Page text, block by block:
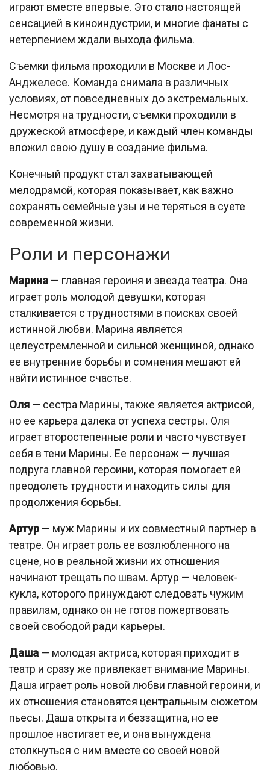
играют вместе впервые. Это стало настоящей
сенсацией в киноиндустрии, и многие фанаты с
нетерпением ждали выхода фильма.
Съемки фильма проходили в Москве и Лос-
Анджелесе. Команда снимала в различных
условиях, от повседневных до экстремальных.
Несмотря на трудности, съемки проходили в
дружеской атмосфере, и каждый член команды
вложил свою душу в создание фильма.
Конечный продукт стал захватывающей
мелодрамой, которая показывает, как важно
сохранять семейные узы и не теряться в суете
современной жизни.
Роли и персонажи
Марина— главная героиня и звезда театра. Она
играет роль молодой девушки, которая
сталкивается с трудностями в поисках своей
истинной любви. Марина является
целеустремленной и сильной женщиной, однако
ее внутренние борьбы и сомнения мешают ей
найти истинное счастье.
Оля — сестра Марины, также является актрисой,
но ее карьера далека от успеха сестры. Оля
играет второстепенные роли и часто чувствует
себя в тени Марины. Ее персонаж — лучшая
подруга главной героини, которая помогает ей
преодолеть трудности и находить силы для
продолжения борьбы.
Артур — муж Марины и их совместный партнер в
театре. Он играет роль ее возлюбленного на
сцене, но в реальной жизни их отношения
начинают трещать по швам. Артур — человек-
кукла, которого принуждают следовать чужим
правилам, однако он не готов пожертвовать
своей свободой ради карьеры.
Даша— молодая актриса, которая приходит в
театр и сразу же привлекает внимание Марины.
Даша играет роль новой любви главной героини, и
их отношения становятся центральным сюжетом
пьесы. Даша открыта и беззащитна, но ее
прошлое настигает ее, и она вынуждена
столкнуться с ним вместе со своей новой
любовью.